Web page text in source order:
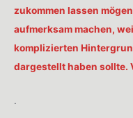
zukommen lassen
aufmerksam machen,
komplizierten
dargestellt haben sollte.
.